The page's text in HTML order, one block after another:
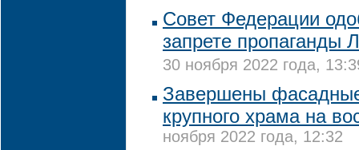
Совет Федерации
запрете пропаганды
30 ноября 2022 года,
Завершены
крупного храма на
ноября 2022 года, 12:32